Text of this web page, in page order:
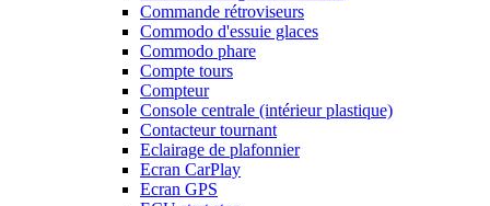
Commande rétroviseurs
Commodo d'essuie glaces
Commodo phare
Compte tours
Compteur
Console centrale (intérieur plastique)
Contacteur tournant
Eclairage de plafonnier
Ecran CarPlay
Ecran GPS